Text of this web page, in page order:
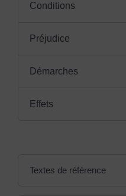
Conditions
Préjudice
Démarches
Effets
Textes de référence